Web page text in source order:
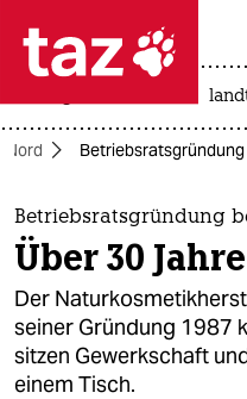
 taz
taz zahl
themen
politik
öko
gesellschaft
Nord
Betriebsratsgründung
Über 30
Der
seiner Gründung 1987
sitzen Gewerkschaft
einem Tisch.